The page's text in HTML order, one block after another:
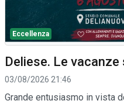
Eccellenza
Deliese. Le
03/08/2026 21:46
Grande entusiasmo in vista